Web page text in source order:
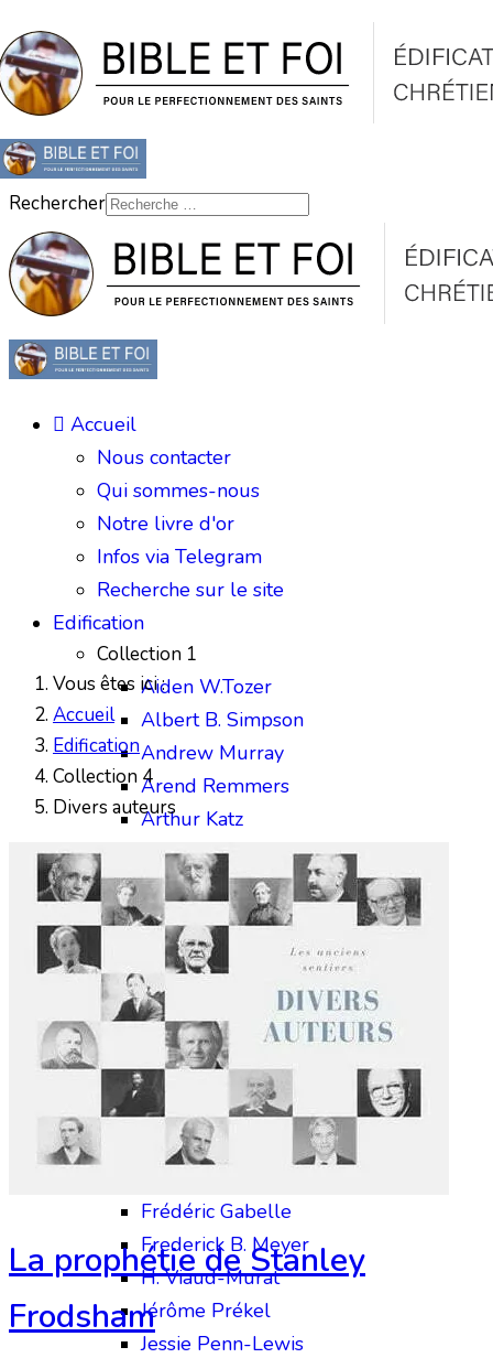
Rechercher
Accueil
Nous contacter
Qui sommes-nous
Notre livre d'or
Infos via Telegram
Recherche sur le site
Edification
Collection 1
Aiden W.Tozer
Albert B. Simpson
Andrew Murray
Arend Remmers
Arthur Katz
Austin Sparks
Benjamin Gabelle
Collection 2
Charles H.Mackintosh
Charles Spurgeon
Chip Brogden
Christian Briem
Charles Finney
David Wilkerson
Edward M. Bounds
Frédéric Gabelle
Frederick B. Meyer
H. Viaud-Murat
Jérôme Prékel
Jessie Penn-Lewis
Vous êtes ici :
Accueil
Edification
Collection 4
Divers auteurs
La prophétie de Stanley
Frodsham